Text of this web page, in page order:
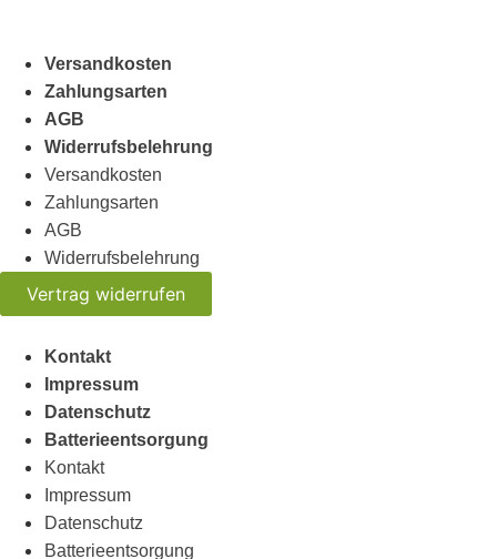
Versandkosten
Zahlungsarten
AGB
Widerrufsbelehrung
Versandkosten
Zahlungsarten
AGB
Widerrufsbelehrung
Vertrag widerrufen
Kontakt
Impressum
Datenschutz
Batterieentsorgung
Kontakt
Impressum
Datenschutz
Batterieentsorgung